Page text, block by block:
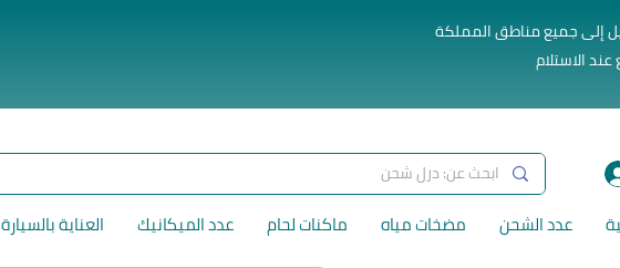
إلى جميع مناطق المملكة
الاستلام
عدد الشحن مضخات مياه ماكنات لحام عدد الميكانيك العناية بالسيارة